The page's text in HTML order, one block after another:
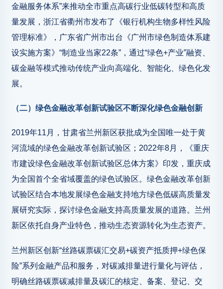
金融服务体系”来推动全市重点高碳行业低碳转型和高质
量发展，浙江省衢州市发布了《银行机构生物多样性风险
管理标准》，广东省广州市出台《广州市绿色制造体系建
设实施方案》“制造业当家22条”，通过“绿色+产业”融资、
碳金融等模式推动传统产业向高端化、智能化、绿色化发
展。
（二）绿色金融改革创新试验区不断深化绿色金融创新
2019年11月，甘肃省兰州新区获批成为全国唯一处于黄
河流域的绿色金融改革创新试验区；2022年8月，《重庆
市建设绿色金融改革创新试验区总体方案》印发，重庆成
为全国首个全省域覆盖的绿色试验区。绿色金融改革创新
试验区结合本地发展绿色金融支持地方绿色低碳高质量发
展研究实际，探讨绿色金融支持高质量发展的道路。兰州
新区依托自身产业特色，推动生态资源转化为生态资产。
兰州新区创新“丝路碳票碳汇交易+碳资产抵质押+绿色保
险”系列金融产品和服务，对碳减排量进行量化与评估，
明确丝路碳票碳减排量及碳汇的核定、备案、登记、交